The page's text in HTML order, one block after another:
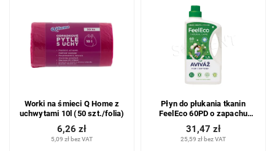
Worki na śmieci Q Home z
uchwytami 10l (50 szt./folia)
5,09 zł bez VAT
6,26 zł
Płyn do płukania tkanin
FeelEco 60PD o zapachu
bawełny - 1,5 l
25,59 zł bez VAT
31,47 zł